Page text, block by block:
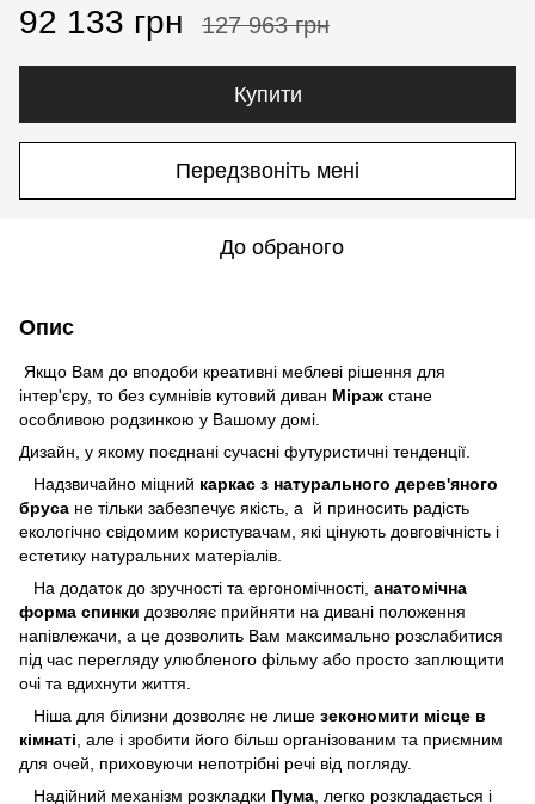
92 133 грн 127 963 грн
Купити
Передзвоніть мені
До обраного
Опис
Якщо Вам до вподоби креативні меблеві рішення для
інтер'єру, то без сумнівів кутовий диван Міраж стане
особливою родзинкою у Вашому домі.
Дизайн, у якому поєднані сучасні футуристичні тенденції.
Надзвичайно міцний каркас з натурального дерев'яного
бруса не тільки забезпечує якість, а й приносить радість
екологічно свідомим користувачам, які цінують довговічність і
естетику натуральних матеріалів.
На додаток до зручності та ергономічності, анатомічна
форма спинки дозволяє прийняти на дивані положення
напівлежачи, а це дозволить Вам максимально розслабитися
під час перегляду улюбленого фільму або просто заплющити
очі та вдихнути життя.
Ніша для білизни дозволяє не лише зекономити місце в
кімнаті , але і зробити його більш організованим та приємним
для очей, приховуючи непотрібні речі від погляду.
Надійний механізм розкладки Пума , легко розкладається і